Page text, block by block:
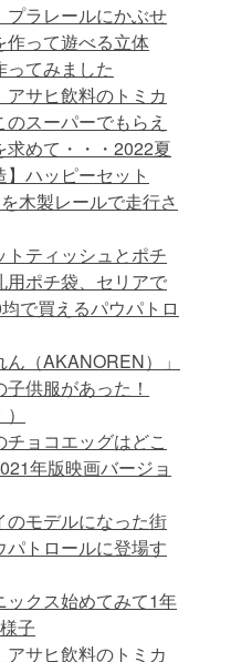
プラレールにかぶせ
作って遊べる立体
ってみました
サヒ飲料のトミカ
スーパーでもらえ
求めて・・・2022夏
】ハッピーセット
木製レールで走行さ
ティッシュとポチ
ポチ袋、セリアで
で買えるパウパトロ
（AKANOREN）」
供服があった！
チョコエッグはどこ
年版映画バージョ
のモデルになった街
トロールに登場す
ックス始めてみて1年
子
サヒ飲料のトミカ